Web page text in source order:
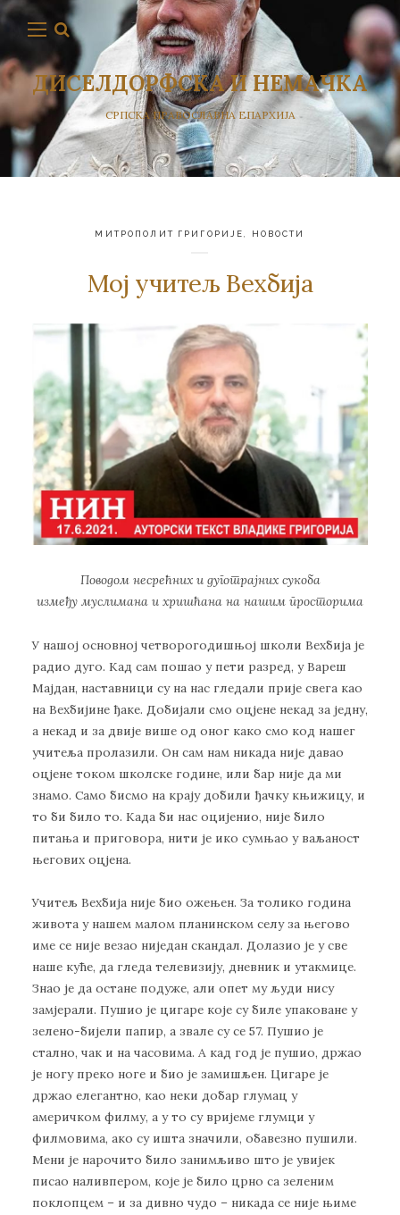
ДИСЕЛДОРФСКА И НЕМАЧКА
СРПСКА ПРАВОСЛАВНА ЕПАРХИЈА
МИТРОПОЛИТ ГРИГОРИЈЕ НОВОСТИ
Мој учитељ Вехбија
Поводом несрећних и дуготрајних сукоба
између муслимана и хришћана на нашим просторима
У нашој основној четворогодишњој школи Вехбија је
радио дуго. Кад сам пошао у пети разред, у Вареш
Мајдан, наставници су на нас гледали прије свега као
на Вехбијине ђаке. Добијали смо оцјене некад за једну,
а некад и за двије више од оног како смо код нашег
учитеља пролазили. Он сам нам никада није давао
оцјене током школске године, или бар није да ми
знамо. Само бисмо на крају добили ђачку књижицу, и
то би било то. Када би нас оцијенио, није било
питања и приговора, нити је ико сумњао у ваљаност
његових оцјена.
Учитељ Вехбија није био ожењен. За толико година
живота у нашем малом планинском селу за његово
име се није везао ниједан скандал. Долазио је у све
наше куће, да гледа телевизију, дневник и утакмице.
Знао је да остане подуже, али опет му људи нису
замјерали. Пушио је цигаре које су биле упаковане у
зелено-бијели папир, а звале су се 57. Пушио је
стално, чак и на часовима. А кад год је пушио, држао
је ногу преко ноге и био је замишљен. Цигаре је
држао елегантно, као неки добар глумац у
америчком филму, а у то су вријеме глумци у
филмовима, ако су ишта значили, обавезно пушили.
Мени је нарочито било занимљиво што је увијек
писао наливпером, које је било црно са зеленим
поклопцем – и за дивно чудо – никада се није њиме